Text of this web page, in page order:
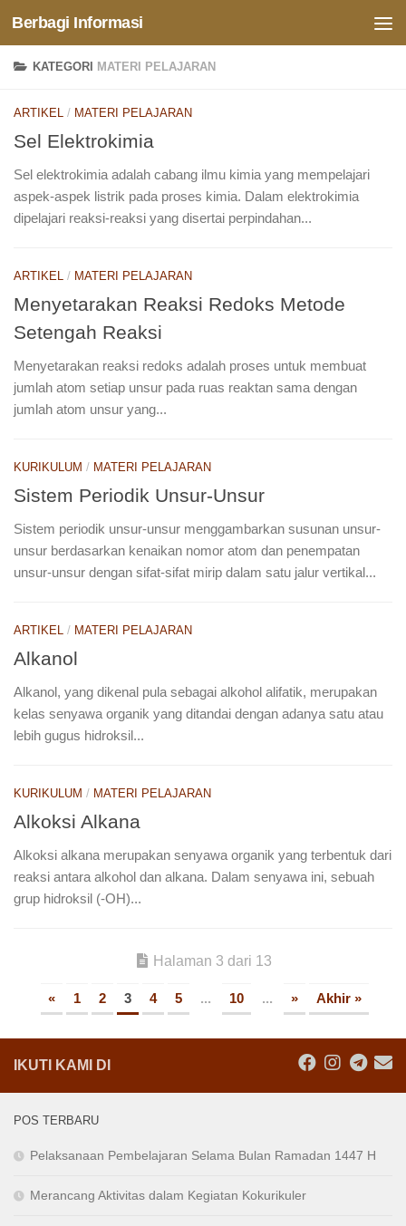
Skip to content
Berbagi Informasi
KATEGORI MATERI PELAJARAN
ARTIKEL / MATERI PELAJARAN
Sel Elektrokimia
Sel elektrokimia adalah cabang ilmu kimia yang mempelajari
aspek-aspek listrik pada proses kimia. Dalam elektrokimia
dipelajari reaksi-reaksi yang disertai perpindahan...
ARTIKEL / MATERI PELAJARAN
Menyetarakan Reaksi Redoks Metode
Setengah Reaksi
Menyetarakan reaksi redoks adalah proses untuk membuat
jumlah atom setiap unsur pada ruas reaktan sama dengan
jumlah atom unsur yang...
KURIKULUM / MATERI PELAJARAN
Sistem Periodik Unsur-Unsur
Sistem periodik unsur-unsur menggambarkan susunan unsur-
unsur berdasarkan kenaikan nomor atom dan penempatan
unsur-unsur dengan sifat-sifat mirip dalam satu jalur vertikal...
ARTIKEL / MATERI PELAJARAN
Alkanol
Alkanol, yang dikenal pula sebagai alkohol alifatik, merupakan
kelas senyawa organik yang ditandai dengan adanya satu atau
lebih gugus hidroksil...
KURIKULUM / MATERI PELAJARAN
Alkoksi Alkana
Alkoksi alkana merupakan senyawa organik yang terbentuk dari
reaksi antara alkohol dan alkana. Dalam senyawa ini, sebuah
grup hidroksil (-OH)...
Halaman 3 dari 13
« 1 2 3 4 5 ... 10 ... » Akhir »
IKUTI KAMI DI
POS TERBARU
Pelaksanaan Pembelajaran Selama Bulan Ramadan 1447 H
Merancang Aktivitas dalam Kegiatan Kokurikuler